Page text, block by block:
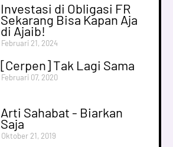
Investasi di Obligasi FR
Sekarang Bisa Kapan Aja
di Ajaib!
Februari 21, 2024
[Cerpen] Tak Lagi Sama
Februari 07, 2020
Arti Sahabat - Biarkan
Saja
Oktober 21, 2019